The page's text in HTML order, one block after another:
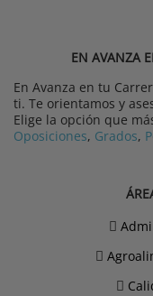
EN AVANZA
En Avanza en tu
ti. Te orientamos y
Elige la opción que
Oposiciones, Grados,